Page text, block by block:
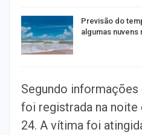
Previsão do
algumas
Segundo
foi registrada na
24. A vítima foi